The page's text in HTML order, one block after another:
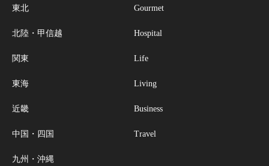
東北
北陸・甲信越
関東
東海
近畿
中国・四国
九州・沖縄
Gourmet
Hospital
Life
Living
Business
Travel